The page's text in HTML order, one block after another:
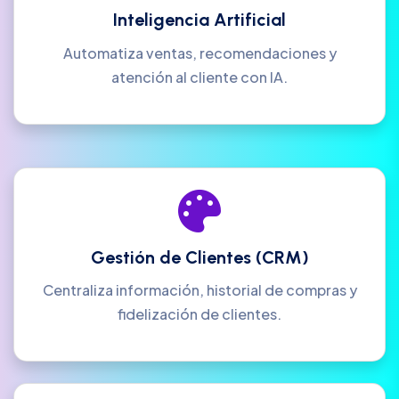
Inteligencia Artificial
Automatiza ventas, recomendaciones y
atención al cliente con IA.
Gestión de Clientes (CRM)
Centraliza información, historial de compras y
fidelización de clientes.